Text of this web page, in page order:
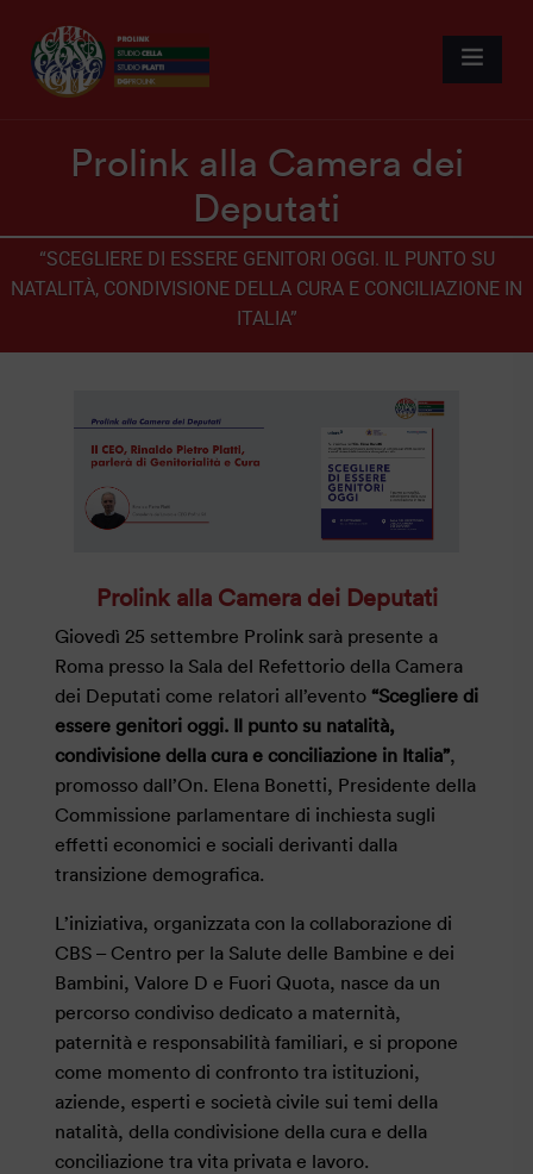
Prolink alla Camera dei
Deputati
“SCEGLIERE DI ESSERE GENITORI OGGI. IL PUNTO SU
NATALITÀ, CONDIVISIONE DELLA CURA E CONCILIAZIONE IN
ITALIA”
Prolink alla Camera dei Deputati
Giovedì 25 settembre Prolink sarà presente a
Roma presso la Sala del Refettorio della Camera
dei Deputati come relatori all’evento “Scegliere di
essere genitori oggi. Il punto su natalità,
condivisione della cura e conciliazione in Italia”,
promosso dall’On. Elena Bonetti, Presidente della
Commissione parlamentare di inchiesta sugli
effetti economici e sociali derivanti dalla
transizione demografica.
L’iniziativa, organizzata con la collaborazione di
CBS – Centro per la Salute delle Bambine e dei
Bambini, Valore D e Fuori Quota, nasce da un
percorso condiviso dedicato a maternità,
paternità e responsabilità familiari, e si propone
come momento di confronto tra istituzioni,
aziende, esperti e società civile sui temi della
natalità, della condivisione della cura e della
conciliazione tra vita privata e lavoro.